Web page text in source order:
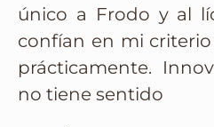
único a Frodo y al
confían en mi
prácticamente.
no tiene sentido